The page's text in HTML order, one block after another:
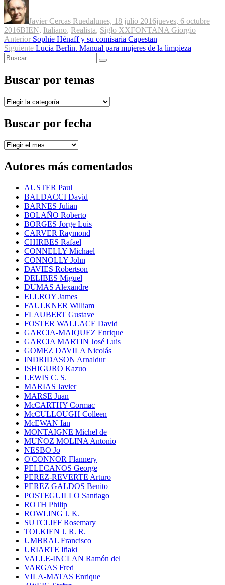
Javier Cercas Ruedalunes, 18 julio 2016jueves, 6 octubre
2016Categorías
BIEN, Italiano, Realista, Siglo XXEtiquetas
FONTANA Giorgio
Navegación
de
entradas
Anterior Entrada
anterior:
Sophie Hénaff y su comisaria Capestan
Siguiente Entrada
Lucia Berlin. Manual para mujeres de la limpieza
Buscar
por:
Buscar
Buscar por temas
Buscar
temas
Buscar por fecha
Buscar
fecha
Autores más comentados
AUSTER Paul
BALDACCI David
BARNES Julian
BOLAÑO Roberto
BORGES Jorge Luis
CARVER Raymond
CHIRBES Rafael
CONNELLY Michael
CONNOLLY John
DAVIES Robertson
DELIBES Miguel
DUMAS Alexandre
ELLROY James
FAULKNER William
FLAUBERT Gustave
FOSTER WALLACE David
GARCIA-MAIQUEZ Enrique
GARCIA MARTIN José Luis
GOMEZ DAVILA Nicolás
INDRIDASON Arnaldur
ISHIGURO Kazuo
LEWIS C. S.
MARIAS Javier
MARSE Juan
McCARTHY Cormac
McCULLOUGH Colleen
McEWAN Ian
MONTAIGNE Michel de
MUÑOZ MOLINA Antonio
NESBO Jo
O'CONNOR Flannery
PELECANOS George
PEREZ-REVERTE Arturo
PEREZ GALDOS Benito
POSTEGUILLO Santiago
ROTH Philip
ROWLING J. K.
SUTCLIFF Rosemary
TOLKIEN J. R. R.
UMBRAL Francisco
URIARTE Iñaki
VALLE-INCLAN Ramón del
VARGAS Fred
VILA-MATAS Enrique